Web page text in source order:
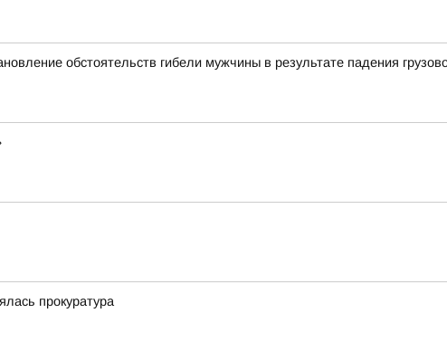
обстоятельств гибели мужчины в результате падения
прокуратура